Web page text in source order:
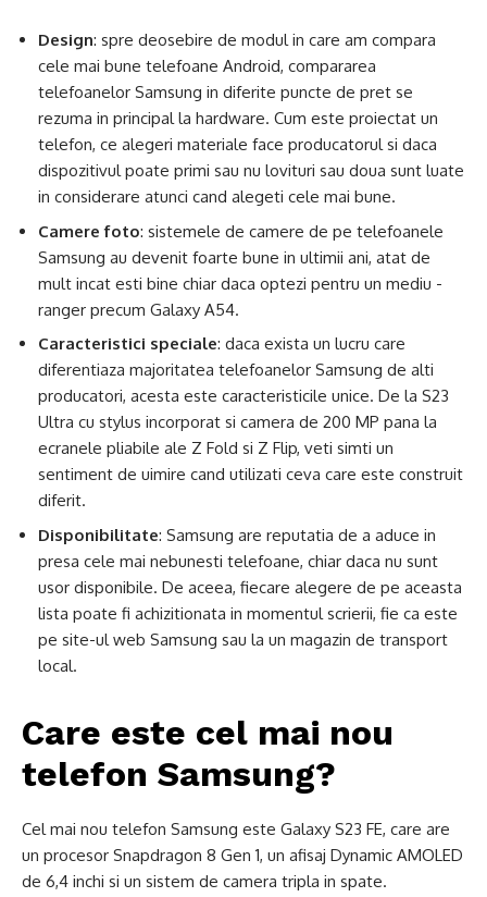
Design: spre deosebire de modul in care am compara
cele mai bune telefoane Android, compararea
telefoanelor Samsung in diferite puncte de pret se
rezuma in principal la hardware. Cum este proiectat un
telefon, ce alegeri materiale face producatorul si daca
dispozitivul poate primi sau nu lovituri sau doua sunt luate
in considerare atunci cand alegeti cele mai bune.
Camere foto: sistemele de camere de pe telefoanele
Samsung au devenit foarte bune in ultimii ani, atat de
mult incat esti bine chiar daca optezi pentru un mediu -
ranger precum Galaxy A54.
Caracteristici speciale: daca exista un lucru care
diferentiaza majoritatea telefoanelor Samsung de alti
producatori, acesta este caracteristicile unice. De la S23
Ultra cu stylus incorporat si camera de 200 MP pana la
ecranele pliabile ale Z Fold si Z Flip, veti simti un
sentiment de uimire cand utilizati ceva care este construit
diferit.
Disponibilitate: Samsung are reputatia de a aduce in
presa cele mai nebunesti telefoane, chiar daca nu sunt
usor disponibile. De aceea, fiecare alegere de pe aceasta
lista poate fi achizitionata in momentul scrierii, fie ca este
pe site-ul web Samsung sau la un magazin de transport
local.
Care este cel mai nou
telefon Samsung?
Cel mai nou telefon Samsung este Galaxy S23 FE, care are
un procesor Snapdragon 8 Gen 1, un afisaj Dynamic AMOLED
de 6,4 inchi si un sistem de camera tripla in spate.